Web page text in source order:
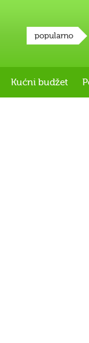
popularno
Kućni budžet